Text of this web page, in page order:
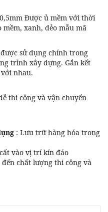
Được ủ mềm với thời
mềm, xanh, dẻo mẫu mã
sử dụng chính trong
trình xây dựng. Gắn kết
nhau.
thi công và vận chuyển
: Lưu trữ hàng hóa trong
vào vị trí kín đáo
chất lượng thi công và